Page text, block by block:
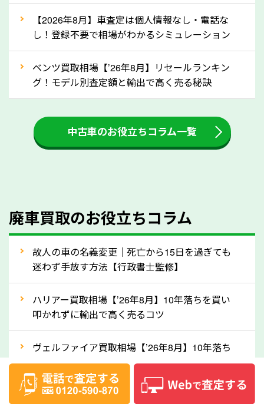
な車は早めに廃車手続きをしたほうが良いでしょう。
③自動車税の還付金の扱いについて確認し
ましょう！
車を廃車にすると、自動車税の還付金を受け取ること
ができる場合があります。廃車買取業者の中には、還
付金をお客様に返還しない業者もあります。廃車査定
をする際には、自動車税の還付金の返還があるかどう
かを確認するようにしてください。福岡県のソコカラ
人気の車種は廃車の状態でも、高価買取が可能です。
産車は高く買取が可能です。「廃車＝買取できない」
なら廃車の車も適正価格で買取できます。他社で買取
拒否となった車も価格がつく可能性があるので、諦め
ずに福岡県の「ソコカラ」にご相談ください。古い車
でも高価買取が可能なケースは珍しくないため、まず
はWebで簡単にできる無料査定をお試しください。
実際の買取実績を、車のメーカーや状態ごとに「買取
実績」で確認できます。
【2026年8月】車査定は個人情報なし・電話な
し！登録不要で相場がわかるシミュレーション
ベンツ買取相場【’26年8月】リセールランキン
グ！モデル別査定額と輸出で高く売る秘訣
中古車のお役立ちコラム一覧
廃車買取のお役立ちコラム
故人の車の名義変更｜死亡から15日を過ぎても
迷わず手放す方法【行政書士監修】
ハリアー買取相場【’26年8月】10年落ちを買い
叩かれずに輸出で高く売るコツ
ヴェルファイア買取相場【’26年8月】10年落ち
でも「輸出」で高く売るコツ
デリカD:5買取相場【’26年8月】10年落ちを